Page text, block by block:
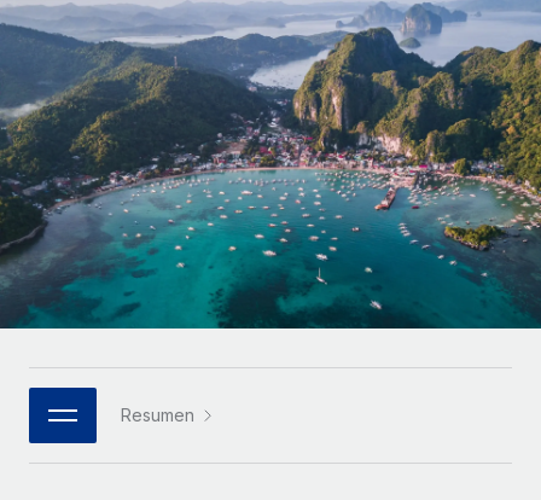
PEO
Externaliza tareas laborales complejas.
INFRAESTRUCTURA
Conexión Remote
Integra los RR. HH. en tus flujos de trabajo sin
complicaciones.
Plataforma
Funciones esenciales de RR. HH. integradas para tu
Conectar
Conecta cualquier herramienta de IA con Remote
ETAPAS DE CRECIMIENTO
Startups
Soluciones ágiles de RR. HH. globales y nóminas para
empresas en crecimiento.
Mediana empresa
Amplía tu equipo con soluciones de RR. HH.
personalizadas.
Empresa
RR. HH. globales para grandes empresas.
ASOCIARSE
Socios tecnológicos estratégicos
Integra la gestión de los RR. HH. globales en tu
autónomos globales.
APRENDIZAJE CON REMOTE
Guías y recursos
Casos prácticos
Glosario de RR. HH.
Listas de verificación y plantillas
Biblioteca de descripciones de puestos
Webinarios
Français
Deutsch
Español
Italiano
Português (Portugal)
日本語
한국어
中文（简体）Resumen